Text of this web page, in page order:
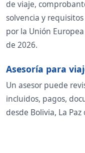
de viaje,
solvencia y
por la Unión
de 2026.
Asesoría para
Un asesor puede
incluidos, pagos,
desde Bolivia, La Paz